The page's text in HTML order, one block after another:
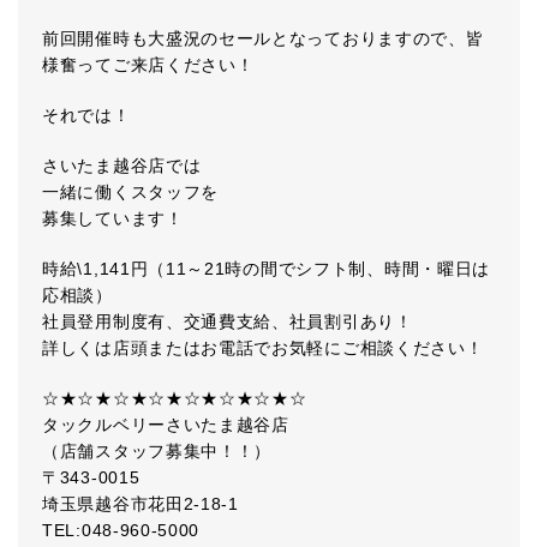
前回開催時も大盛況のセールとなっておりますので、皆
様奮ってご来店ください！
それでは！
さいたま越谷店では
一緒に働くスタッフを
募集しています！
時給\1,141円（11～21時の間でシフト制、時間・曜日は
応相談）
社員登用制度有、交通費支給、社員割引あり！
詳しくは店頭またはお電話でお気軽にご相談ください！
☆★☆★☆★☆★☆★☆★☆★☆
タックルベリーさいたま越谷店
（店舗スタッフ募集中！！）
〒343-0015
埼玉県越谷市花田2-18-1
TEL:048-960-5000